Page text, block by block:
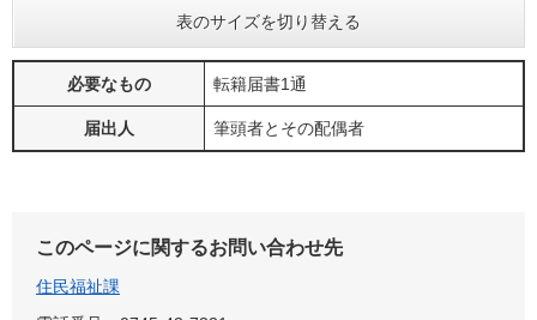
表のサイズを切り替える
必要なもの 転籍届書1通
届出人 筆頭者とその配偶者
このページに関するお問い合わせ先
住民福祉課